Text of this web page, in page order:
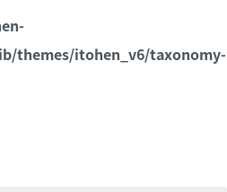
themes/itohen_v6/taxonomy-